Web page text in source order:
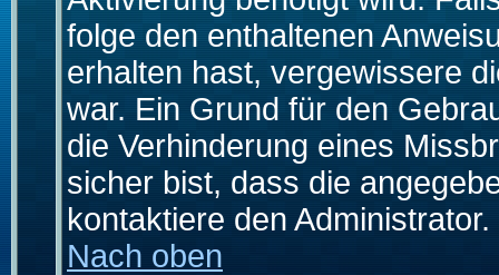
folge den enthaltenen
erhalten hast, vergewissere
war. Ein Grund für den
die Verhinderung eines
sicher bist, dass die
kontaktiere den Administrator.
Nach oben